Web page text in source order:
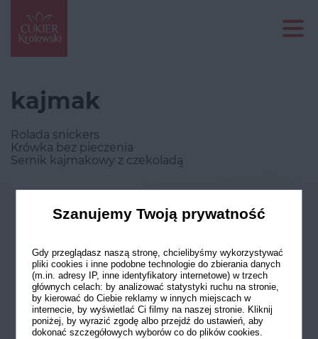
kajmak
Rolada snickers
Krówka bez pieczenia
Sernik kajmakowy z czekoladą
Odwiedź nasze profile w social
Szanujemy Twoją prywatność
Gdy przeglądasz naszą stronę, chcielibyśmy wykorzystywać
pliki cookies i inne podobne technologie do zbierania danych
(m.in. adresy IP, inne identyfikatory internetowe) w trzech
głównych celach: by analizować statystyki ruchu na stronie,
by kierować do Ciebie reklamy w innych miejscach w
internecie, by wyświetlać Ci filmy na naszej stronie. Kliknij
poniżej, by wyrazić zgodę albo przejdź do ustawień, aby
dokonać szczegółowych wyborów co do plików cookies.